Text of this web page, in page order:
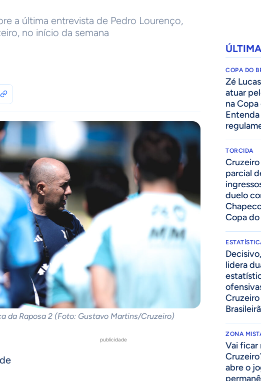
a última entrevista de Pedro Lourenço,
no início da semana
da Raposa 2 (Foto: Gustavo Martins/Cruzeiro)
publicidade
COPA DO
Zé
atuar
na Copa
Entenda
TORCIDA
parcial
duelo
Copa do
lidera
ZONA
Vai ficar
abre o